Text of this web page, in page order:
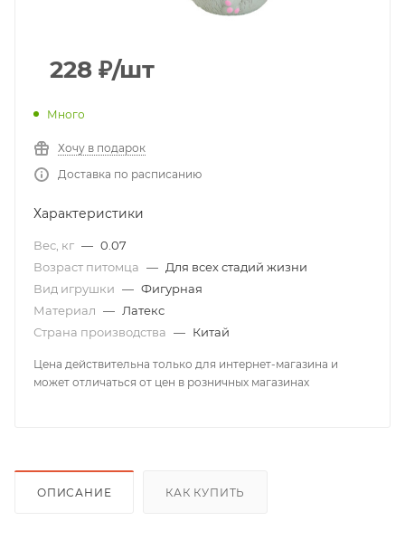
228 ₽/шт
Много
Хочу в подарок
Доставка по расписанию
Характеристики
Вес, кг — 0.07
Возраст питомца — Для всех стадий жизни
Вид игрушки — Фигурная
Материал — Латекс
Страна производства — Китай
Цена действительна только для интернет-магазина и
может отличаться от цен в розничных магазинах
ОПИСАНИЕ КАК КУПИТЬ